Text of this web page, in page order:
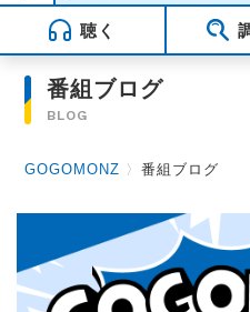
聴く
番組ブログ
BLOG
GOGOMONZ 〉番組ブログ